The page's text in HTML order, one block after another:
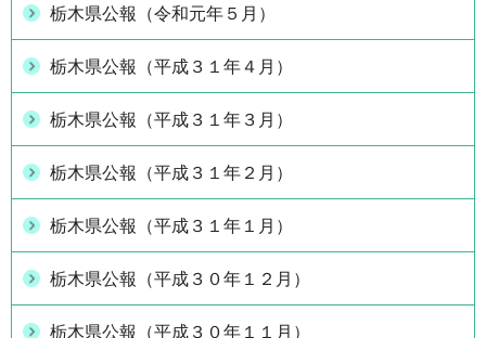
栃木県公報（令和元年５月）
栃木県公報（平成３１年４月）
栃木県公報（平成３１年３月）
栃木県公報（平成３１年２月）
栃木県公報（平成３１年１月）
栃木県公報（平成３０年１２月）
栃木県公報（平成３０年１１月）